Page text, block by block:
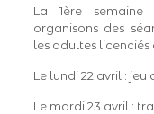
La 1ère
organisons des
les adultes licenciés
Le lundi 22 avril : jeu
Le mardi 23 avril :